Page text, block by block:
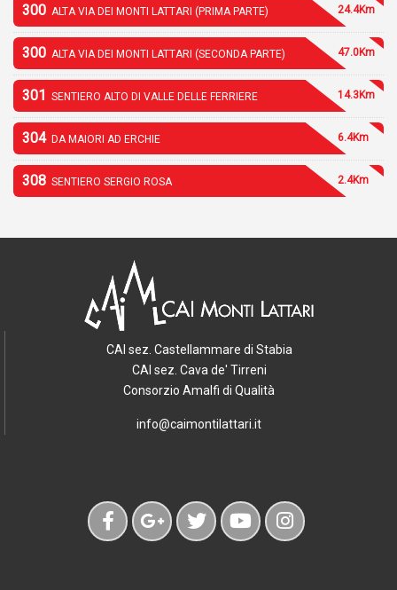
300 ALTA VIA DEI MONTI LATTARI (PRIMA PARTE) 24.4Km
300 ALTA VIA DEI MONTI LATTARI (SECONDA PARTE) 47.0Km
301 SENTIERO ALTO DI VALLE DELLE FERRIERE 14.3Km
304 DA MAIORI AD ERCHIE 6.4Km
308 SENTIERO SERGIO ROSA 2.4Km
CAI sez. Castellammare di Stabia
CAI sez. Cava de' Tirreni
Consorzio Amalfi di Qualità
info@caimontilattari.it